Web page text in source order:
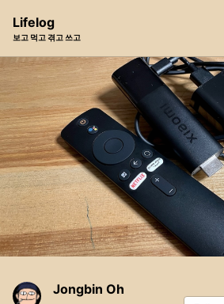
navigation
Lifelog
보고 먹고 겪고 쓰고
Jongbin Oh